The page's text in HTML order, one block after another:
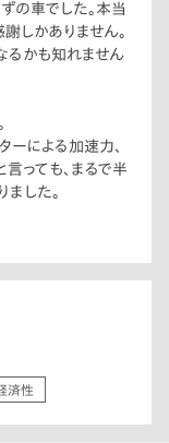
の車でした。本当
しかありません。
るかも知れません
ーによる加速力、
っても、まるで半
した。
済性